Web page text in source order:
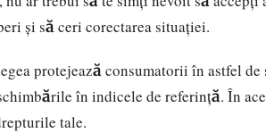
și să ceri corectarea situației.
protejează consumatorii în astfel
în indicele de referință. În
tale.